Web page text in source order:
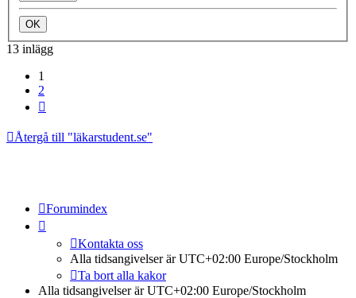
13 inlägg
1
2
Återgå till "läkarstudent.se"
Forumindex
Kontakta oss
Alla tidsangivelser är UTC+02:00 Europe/Stockholm
Ta bort alla kakor
Alla tidsangivelser är UTC+02:00 Europe/Stockholm